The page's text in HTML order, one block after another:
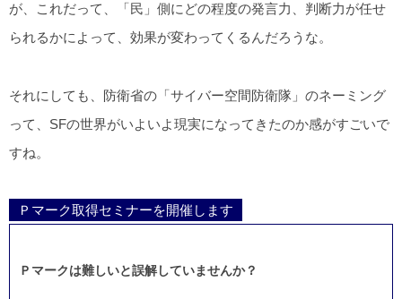
が、これだって、「民」側にどの程度の発言力、判断力が任せ
られるかによって、効果が変わってくるんだろうな。
それにしても、防衛省の「サイバー空間防衛隊」のネーミング
って、SFの世界がいよいよ現実になってきたのか感がすごいで
すね。
Ｐマーク取得セミナーを開催します
Ｐマークは難しいと誤解していませんか？